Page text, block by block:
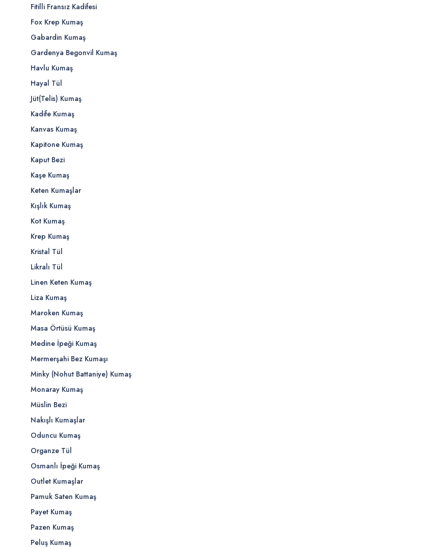
Fitilli Fransız Kadifesi
Fox Krep Kumaş
Gabardin Kumaş
Gardenya Begonvil Kumaş
Havlu Kumaş
Hayal Tül
Jüt(Telis) Kumaş
Kadife Kumaş
Kanvas Kumaş
Kapitone Kumaş
Kaput Bezi
Kaşe Kumaş
Keten Kumaşlar
Kışlık Kumaş
Kot Kumaş
Krep Kumaş
Kristal Tül
Likralı Tül
Linen Keten Kumaş
Liza Kumaş
Maroken Kumaş
Masa Örtüsü Kumaş
Medine İpeği Kumaş
Mermerşahi Bez Kumaşı
Minky (Nohut Battaniye) Kumaş
Monaray Kumaş
Müslin Bezi
Nakışlı Kumaşlar
Oduncu Kumaş
Organze Tül
Osmanlı İpeği Kumaş
Outlet Kumaşlar
Pamuk Saten Kumaş
Payet Kumaş
Pazen Kumaş
Peluş Kumaş